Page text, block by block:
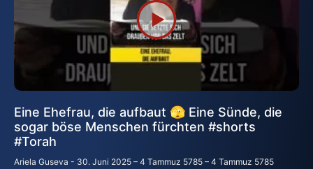
Eine Ehefrau, die aufbaut 🫣 Eine Sünde, die
sogar böse Menschen fürchten #shorts
#Torah
Ariela Guseva 30. Juni 2025 – 4 Tammuz 5785 – 4 Tammuz 5785